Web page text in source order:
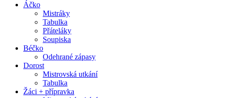
Áčko
Mistráky
Tabulka
Přáteláky
Soupiska
Béčko
Odehrané zápasy
Dorost
Mistrovská utkání
Tabulka
Žáci + přípravka